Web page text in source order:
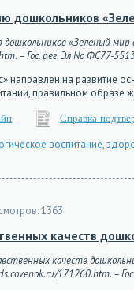
дошкольников
дошкольников «Зеленый
– Гос. рег. Эл No ФС77-
направлен на развитие
правильном образе
Справка-
воспитание,
1363
качеств
качеств
171260.htm. –